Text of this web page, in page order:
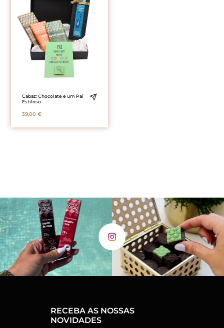
Cabaz: Chocolate e um Pai
Estiloso
39,00€
RECEBA AS NOSSAS
NOVIDADES